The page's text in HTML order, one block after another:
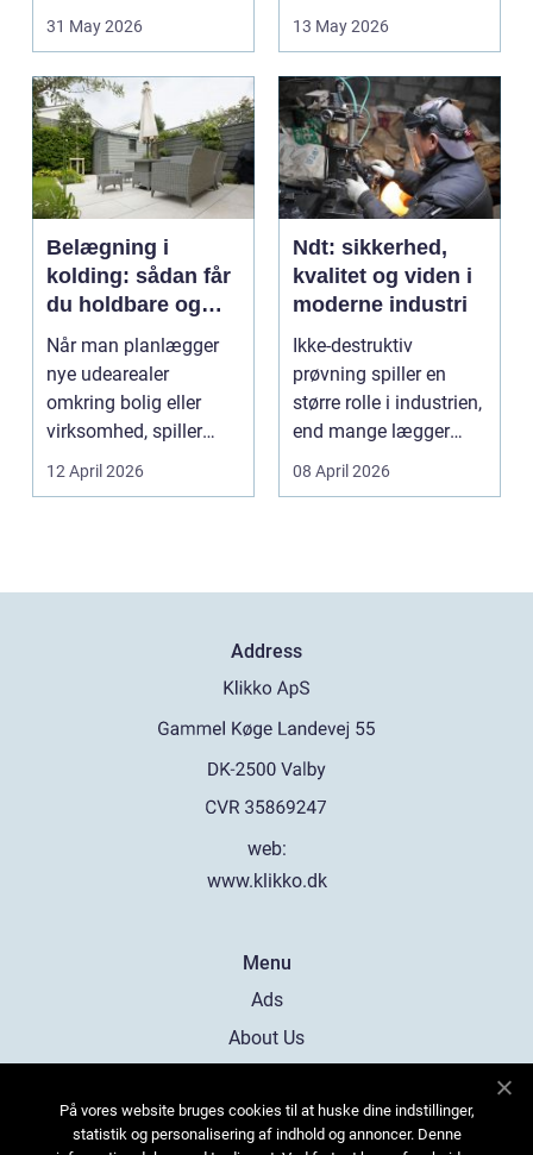
opstår fra dag til...
31 May 2026
godt bur gi...
13 May 2026
Belægning i
kolding: sådan får
du holdbare og
flotte udearealer
Når man planlægger
nye udearealer
omkring bolig eller
virksomhed, spiller
belægningen en helt
centra...
12 April 2026
Ndt: sikkerhed,
kvalitet og viden i
moderne industri
Ikke-destruktiv
prøvning spiller en
større rolle i industrien,
end mange lægger
mærke til i hverdage...
08 April 2026
Address
web:
www.klikko.dk
Menu
Ads
About Us
Contact
På vores website bruges cookies til at huske dine indstillinger,
statistik og personalisering af indhold og annoncer. Denne